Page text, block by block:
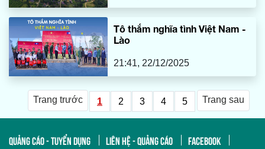
Tô thắm nghĩa tình Việt Nam -
Lào
21:41, 22/12/2025
Trang trước 1 2 3 4 5 Trang sau
QUẢNG CÁO - TUYỂN DỤNG LIÊN HỆ - QUẢNG CÁO
FACEBOOK